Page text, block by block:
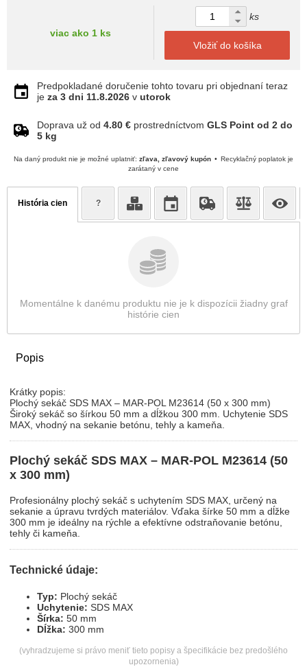
viac ako 1 ks
ks
Vložiť do košíka
Predpokladané doručenie tohto tovaru pri objednaní teraz
je za 3 dni 11.8.2026 v utorok
Doprava už od 4.80 € prostredníctvom GLS Point od 2 do
5 kg
Na daný produkt nie je možné uplatniť: zľava, zľavový kupón
Recyklačný poplatok je
zarátaný v cene
História cien ?
Momentálne k danému produktu nie je k dispozícii žiadny graf
histórie cien
Popis
Krátky popis:
Plochý sekáč SDS MAX – MAR-POL M23614 (50 x 300 mm)
Široký sekáč so šírkou 50 mm a dĺžkou 300 mm. Uchytenie SDS
MAX, vhodný na sekanie betónu, tehly a kameňa.
Plochý sekáč SDS MAX – MAR-POL M23614 (50
x 300 mm)
Profesionálny plochý sekáč s uchytením SDS MAX, určený na
sekanie a úpravu tvrdých materiálov. Vďaka šírke 50 mm a dĺžke
300 mm je ideálny na rýchle a efektívne odstraňovanie betónu,
tehly či kameňa.
Technické údaje:
Typ: Plochý sekáč
Uchytenie: SDS MAX
Šírka: 50 mm
Dĺžka: 300 mm
(vyhradzujeme si právo meniť tieto popisy a špecifikácie bez predošlého
upozornenia)